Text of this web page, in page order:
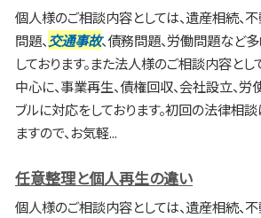
個人様のご相談内容としては、遺産相続、
問題、 交通事故、債務問題、労働問題など
しております。また法人様のご相談内容と
中心に、事業再生、債権回収、会社設立、
ブルに対応をしております。初回の法律相
ますので、お気軽...
任意整理と個人再生の違い
個人様のご相談内容としては、遺産相続、